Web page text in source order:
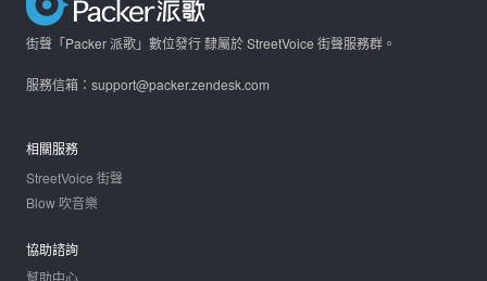
街聲「Packer 派歌」數位發行 隸屬於 StreetVoice 街聲服務群。
服務信箱：support@packer.zendesk.com
相關服務
StreetVoice 街聲
Blow 吹音樂
協助諮詢